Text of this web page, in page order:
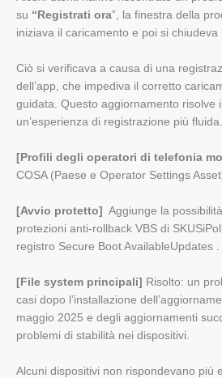
su “Registrati ora”, la finestra della
iniziava il caricamento e poi si chiudeva
Ciò si verificava a causa di una
dell’app, che impediva il corretto
guidata. Questo aggiornamento risolve
un’esperienza di registrazione più fluida.
[Profili degli operatori di telefonia
COSA (Paese e Operator Settings
[Avvio protetto] Aggiunge la
protezioni anti-rollback VBS di
registro Secure Boot AvailableUpdates .
[File system principali] Risolto: un
casi dopo l’installazione
maggio 2025 e degli aggiornamenti
problemi di stabilità nei dispositivi.
Alcuni dispositivi non rispondevano più